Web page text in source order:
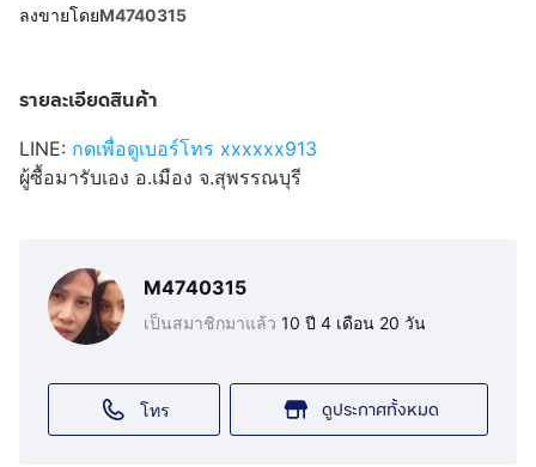
ลงขายโดยM4740315
รายละเอียดสินค้า
LINE: กดเพื่อดูเบอร์โทร xxxxxx913
ผู้ซื้อมารับเอง อ.เมือง จ.สุพรรณบุรี
M4740315
เป็นสมาชิกมาแล้ว 10 ปี 4 เดือน 20 วัน
โทร ดูประกาศทั้งหมด